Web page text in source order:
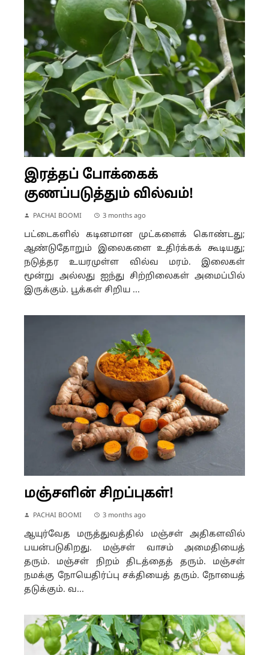
இரத்தப் போக்கைக்
குணப்படுத்தும் வில்வம்!
PACHAI BOOMI 3 months ago
பட்டைகளில் கடினமான முட்களைக் கொண்டது;
ஆண்டுதோறும் இலைகளை உதிர்க்கக் கூடியது;
நடுத்தர உயரமுள்ள வில்வ மரம். இலைகள்
மூன்று அல்லது ஐந்து சிற்றிலைகள் அமைப்பில்
இருக்கும். பூக்கள் சிறிய ...
மஞ்சளின் சிறப்புகள்!
PACHAI BOOMI 3 months ago
ஆயுர்வேத மருத்துவத்தில் மஞ்சள் அதிகளவில்
பயன்படுகிறது. மஞ்சள் வாசம் அமைதியைத்
தரும். மஞ்சள் நிறம் திடத்தைத் தரும். மஞ்சள்
நமக்கு நோயெதிர்ப்பு சக்தியைத் தரும். நோயைத்
தடுக்கும். வ...